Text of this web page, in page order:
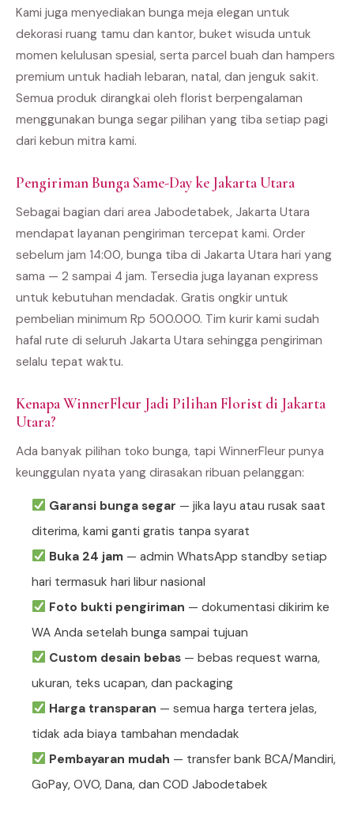
Kami juga menyediakan bunga meja elegan untuk
dekorasi ruang tamu dan kantor, buket wisuda untuk
momen kelulusan spesial, serta parcel buah dan hampers
premium untuk hadiah lebaran, natal, dan jenguk sakit.
Semua produk dirangkai oleh florist berpengalaman
menggunakan bunga segar pilihan yang tiba setiap pagi
dari kebun mitra kami.
Pengiriman Bunga Same-Day ke Jakarta Utara
Sebagai bagian dari area Jabodetabek, Jakarta Utara
mendapat layanan pengiriman tercepat kami. Order
sebelum jam 14:00, bunga tiba di Jakarta Utara hari yang
sama — 2 sampai 4 jam. Tersedia juga layanan express
untuk kebutuhan mendadak. Gratis ongkir untuk
pembelian minimum Rp 500.000. Tim kurir kami sudah
hafal rute di seluruh Jakarta Utara sehingga pengiriman
selalu tepat waktu.
Kenapa WinnerFleur Jadi Pilihan Florist di Jakarta
Utara?
Ada banyak pilihan toko bunga, tapi WinnerFleur punya
keunggulan nyata yang dirasakan ribuan pelanggan:
Garansi bunga segar — jika layu atau rusak saat
diterima, kami ganti gratis tanpa syarat
Buka 24 jam— admin WhatsApp standby setiap
hari termasuk hari libur nasional
Foto bukti pengiriman — dokumentasi dikirim ke
WA Anda setelah bunga sampai tujuan
Custom desain bebas— bebas request warna,
ukuran, teks ucapan, dan packaging
Harga transparan — semua harga tertera jelas,
tidak ada biaya tambahan mendadak
Pembayaran mudah — transfer bank BCA/Mandiri,
GoPay, OVO, Dana, dan COD Jabodetabek